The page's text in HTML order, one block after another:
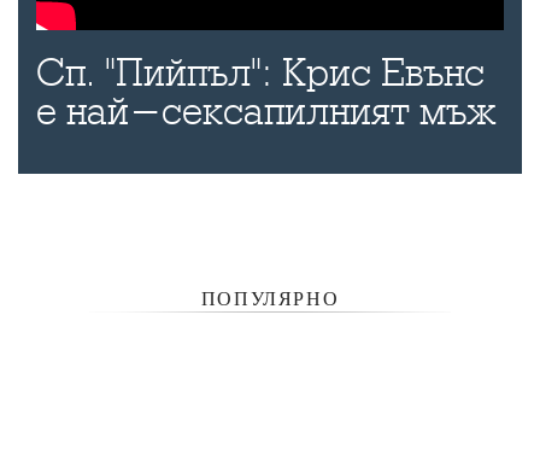
Сп. "Пийпъл": Крис Евънс
е най-сексапилният мъж
ПОПУЛЯРНО